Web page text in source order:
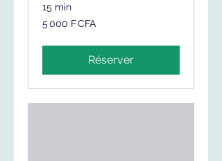
15 min
francs
5 000 F CFA
Réserver